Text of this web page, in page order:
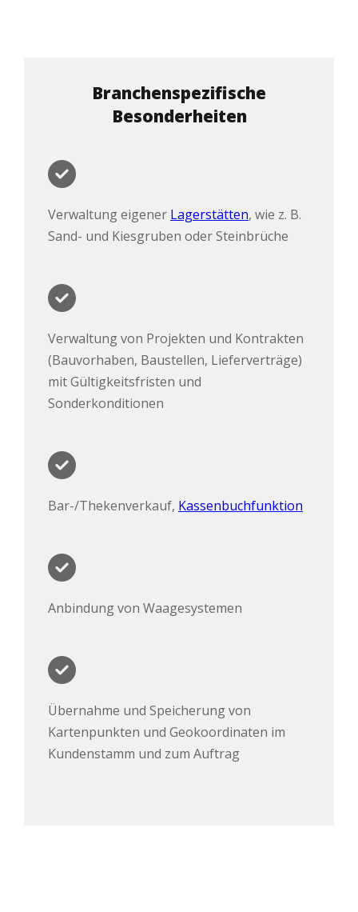
Branchenspezifische
Besonderheiten
Verwaltung eigener Lagerstätten, wie z. B.
Sand- und Kiesgruben oder Steinbrüche
Verwaltung von Projekten und Kontrakten
(Bauvorhaben, Baustellen, Lieferverträge)
mit Gültigkeitsfristen und
Sonderkonditionen
Bar-/Thekenverkauf, Kassenbuchfunktion
Anbindung von Waagesystemen
Übernahme und Speicherung von
Kartenpunkten und Geokoordinaten im
Kundenstamm und zum Auftrag